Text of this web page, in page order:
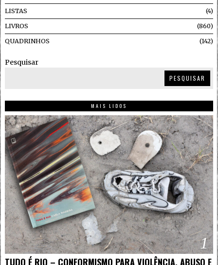
LISTAS 4
LIVROS 860
QUADRINHOS 142
Pesquisar
PESQUISAR
MAIS LIDOS
1
TUDO É RIO – CONFORMISMO PARA VIOLÊNCIA, ABUSO E